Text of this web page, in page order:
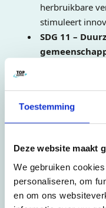
Toestemming
Deze website maakt
We gebruiken
personaliseren, om
en om ons
herbruikbare
stimuleert
SDG 11 –
Top Movers
oplossingen.
SDG 12 –
Herbruikbare
onderdeel van
SDG 13 –